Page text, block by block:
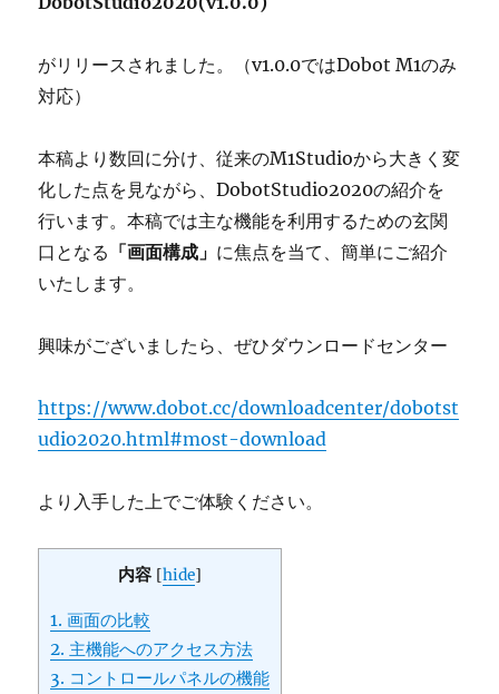
がリリースされました。（v1.0.0ではDobot M1のみ
対応）
本稿より数回に分け、従来のM1Studioから大きく変
化した点を見ながら、DobotStudio2020の紹介を
行います。本稿では主な機能を利用するための玄関
口となる 「画面構成」 に焦点を当て、簡単にご紹介
いたします。
興味がございましたら、ぜひダウンロードセンター
https://www.dobot.cc/downloadcenter/dobotst
udio2020.html#most-download
より入手した上でご体験ください。
内容 [hide]
1. 画面の比較
2. 主機能へのアクセス方法
3. コントロールパネルの機能